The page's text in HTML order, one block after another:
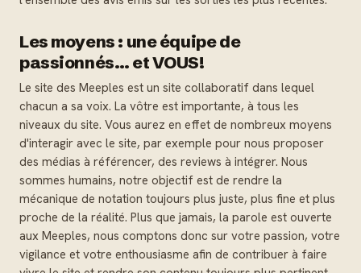
Les moyens : une équipe de
passionnés… et VOUS!
Le site des Meeples est un site collaboratif dans lequel
chacun a sa voix. La vôtre est importante, à tous les
niveaux du site. Vous aurez en effet de nombreux moyens
d'interagir avec le site, par exemple pour nous proposer
des médias à référencer, des reviews à intégrer. Nous
sommes humains, notre objectif est de rendre la
mécanique de notation toujours plus juste, plus fine et plus
proche de la réalité. Plus que jamais, la parole est ouverte
aux Meeples, nous comptons donc sur votre passion, votre
vigilance et votre enthousiasme afin de contribuer à faire